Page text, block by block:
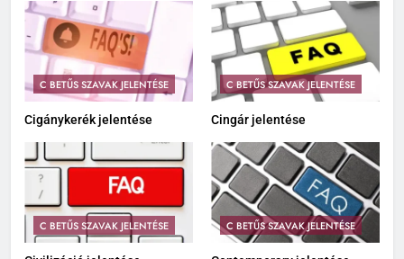
C BETŰS SZAVAK JELENTÉSE
Cigánykerék jelentése
C BETŰS SZAVAK JELENTÉSE
Cingár jelentése
C BETŰS SZAVAK JELENTÉSE C BETŰS SZAVAK JELENTÉSE